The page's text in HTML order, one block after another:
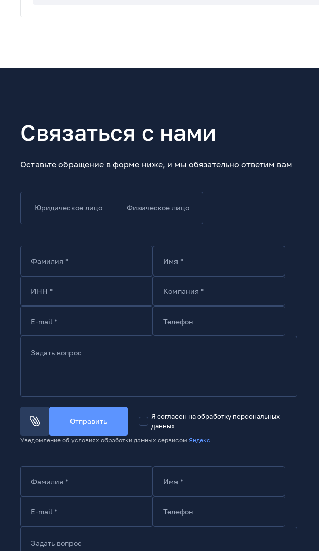
Связаться с нами
Оставьте обращение в форме ниже, и мы обязательно ответим вам
Юридическое лицо Физическое лицо
Фамилия * Имя *
ИНН * Компания *
E-mail * Телефон
Задать вопрос
Отправить
Я согласен наобработку персональных
данных
Уведомление об условиях обработки данных сервисом Яндекс
Фамилия * Имя *
E-mail * Телефон
Задать вопрос